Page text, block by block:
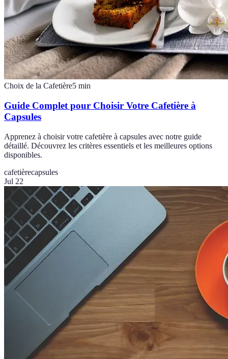
Choix de la Cafetière5 min
Guide Complet pour Choisir Votre Cafetière à
Capsules
Apprenez à choisir votre cafetière à capsules avec notre guide
détaillé. Découvrez les critères essentiels et les meilleures options
disponibles.
cafetièrecapsules
Jul 22